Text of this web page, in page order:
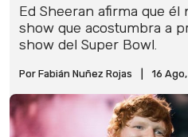
Ed Sheeran afirma que
show que acostumbra a
show del Super Bowl.
Por Fabián Nuñez Rojas 16